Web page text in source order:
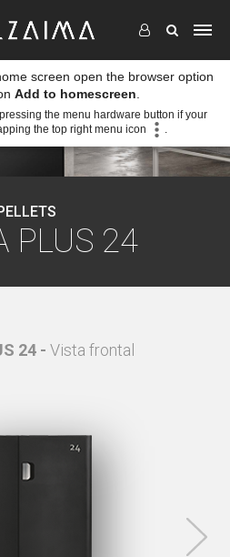
PELLETS
PLUS 24
24 - Vista frontal
screen open the browser option
Add to homescreen
the menu hardware button if your
the top right menu icon
.